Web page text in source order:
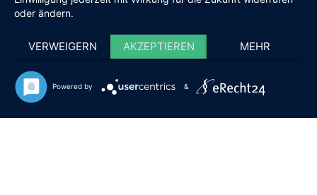
oder ändern.
VERWEIGERN AKZEPTIEREN MEHR
Powered by &